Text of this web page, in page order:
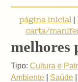
página inicial|
carta/
melhores
Tipo: Cultura e
Ambiente
Saúde